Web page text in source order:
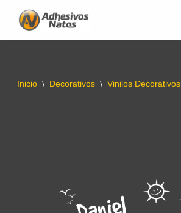
Saltar
Inicio \ Decorativos \ Vinilos Decorativos